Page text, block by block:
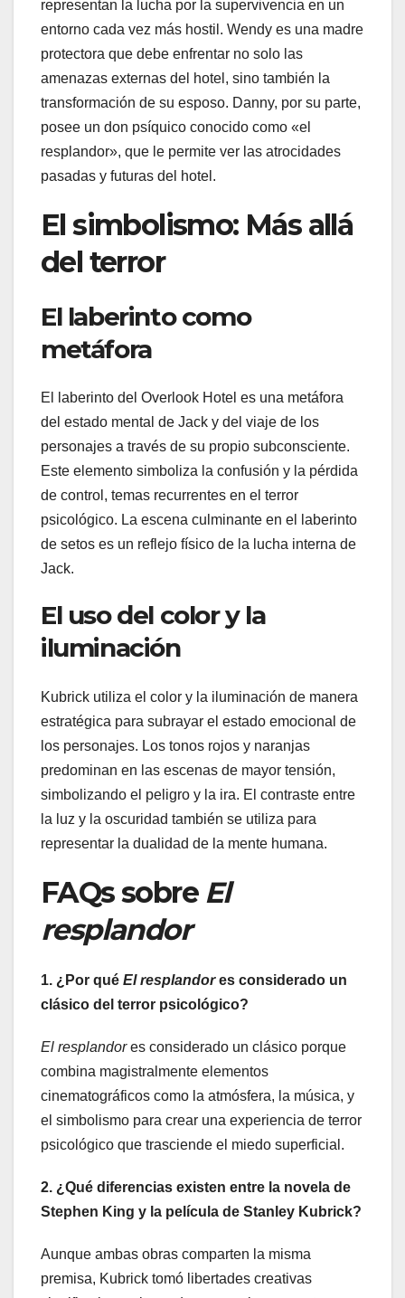
representan la lucha por la supervivencia en un
entorno cada vez más hostil. Wendy es una madre
protectora que debe enfrentar no solo las
amenazas externas del hotel, sino también la
transformación de su esposo. Danny, por su parte,
posee un don psíquico conocido como «el
resplandor», que le permite ver las atrocidades
pasadas y futuras del hotel.
El simbolismo: Más allá
del terror
El laberinto como
metáfora
El laberinto del Overlook Hotel es una metáfora
del estado mental de Jack y del viaje de los
personajes a través de su propio subconsciente.
Este elemento simboliza la confusión y la pérdida
de control, temas recurrentes en el terror
psicológico. La escena culminante en el laberinto
de setos es un reflejo físico de la lucha interna de
Jack.
El uso del color y la
iluminación
Kubrick utiliza el color y la iluminación de manera
estratégica para subrayar el estado emocional de
los personajes. Los tonos rojos y naranjas
predominan en las escenas de mayor tensión,
simbolizando el peligro y la ira. El contraste entre
la luz y la oscuridad también se utiliza para
representar la dualidad de la mente humana.
FAQs sobre El
resplandor
1. ¿Por qué El resplandores considerado un
clásico del terror psicológico?
El resplandores considerado un clásico porque
combina magistralmente elementos
cinematográficos como la atmósfera, la música, y
el simbolismo para crear una experiencia de terror
psicológico que trasciende el miedo superficial.
2. ¿Qué diferencias existen entre la novela de
Stephen King y la película de Stanley Kubrick?
Aunque ambas obras comparten la misma
premisa, Kubrick tomó libertades creativas